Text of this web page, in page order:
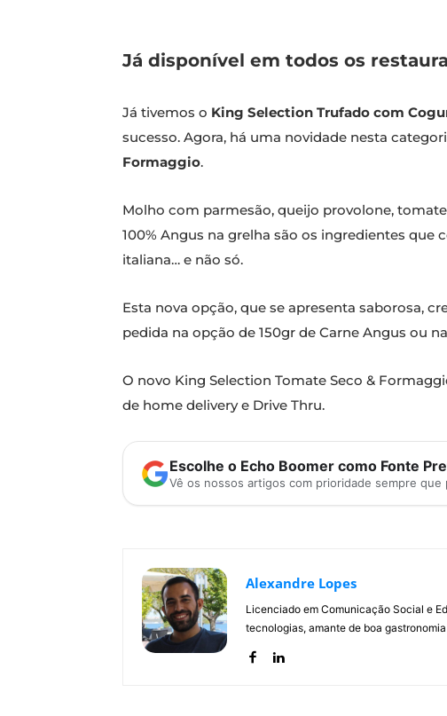
Já disponível em todos os
Já tivemos o King Selection Trufado com
sucesso. Agora, há uma novidade nesta
Formaggio.
Molho com parmesão, queijo provolone,
100% Angus na grelha são os ingredientes
italiana… e não só.
Esta nova opção, que se apresenta saborosa,
pedida na opção de 150gr de Carne Angus ou
O novo King Selection Tomate Seco &
de home delivery e Drive Thru.
Escolhe o Echo Boomer como Fonte
Vê os nossos artigos com prioridade sempre que
Alexandre Lopes
Licenciado em Comunicação Social e
tecnologias, amante de boa